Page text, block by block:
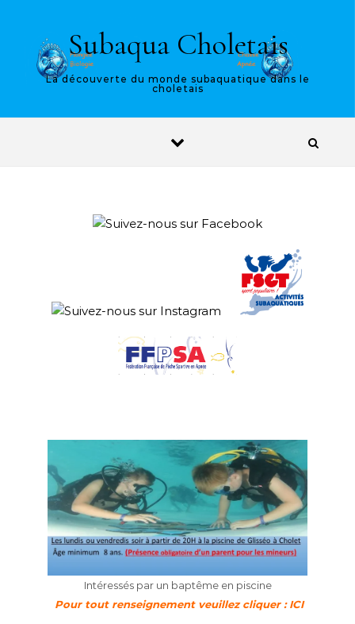
Subaqua Choletais
La découverte du monde subaquatique dans le
choletais
Intéressés par un baptême en piscine
Pour tout renseignement veuillez cliquer : ICI